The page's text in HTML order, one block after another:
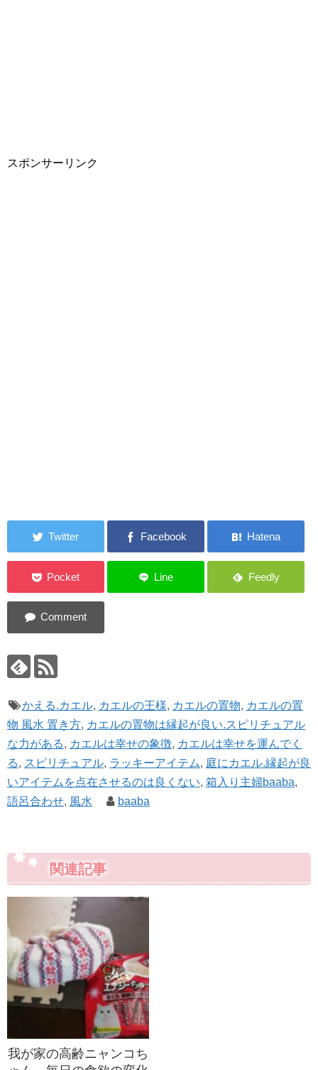
スポンサーリンク
かえる.カエル, カエルの王様, カエルの置物, カエルの置
物 風水 置き方, カエルの置物は縁起が良い.スピリチュアル
な力がある, カエルは幸せの象徴, カエルは幸せを運んでく
る, スピリチュアル, ラッキーアイテム, 庭にカエル.縁起が良
いアイテムを点在させるのは良くない, 箱入り主婦baaba,
語呂合わせ, 風水 baaba
関連記事
我が家の高齢ニャンコち